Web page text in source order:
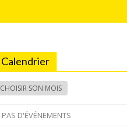
Calendrier
CHOISIR SON MOIS
PAS D'ÉVÉNEMENTS